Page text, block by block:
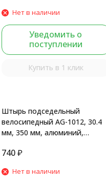
Нет в наличии
Уведомить о
поступлении
Купить в 1 клик
Штырь подседельный
велосипедный AG-1012, 30.4
мм, 350 мм, алюминий,
мат.
740 ₽
Нет в наличии